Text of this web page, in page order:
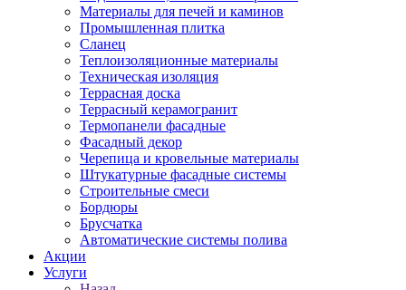
Материалы для печей и каминов
Промышленная плитка
Сланец
Теплоизоляционные материалы
Техническая изоляция
Террасная доска
Террасный керамогранит
Термопанели фасадные
Фасадный декор
Черепица и кровельные материалы
Штукатурные фасадные системы
Строительные смеси
Бордюры
Брусчатка
Автоматические системы полива
Акции
Услуги